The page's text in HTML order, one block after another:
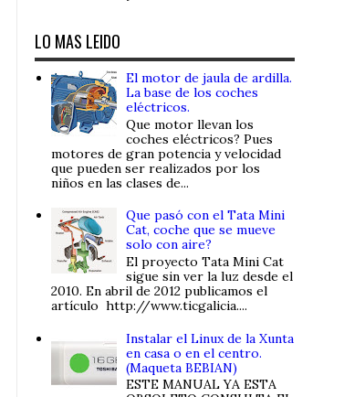
LO MAS LEIDO
El motor de jaula de ardilla.
La base de los coches
eléctricos.
Que motor llevan los
coches eléctricos? Pues
motores de gran potencia y velocidad
que pueden ser realizados por los
niños en las clases de...
Que pasó con el Tata Mini
Cat, coche que se mueve
solo con aire?
El proyecto Tata Mini Cat
sigue sin ver la luz desde el
2010. En abril de 2012 publicamos el
artículo http://www.ticgalicia....
Instalar el Linux de la Xunta
en casa o en el centro.
(Maqueta BEBIAN)
ESTE MANUAL YA ESTA